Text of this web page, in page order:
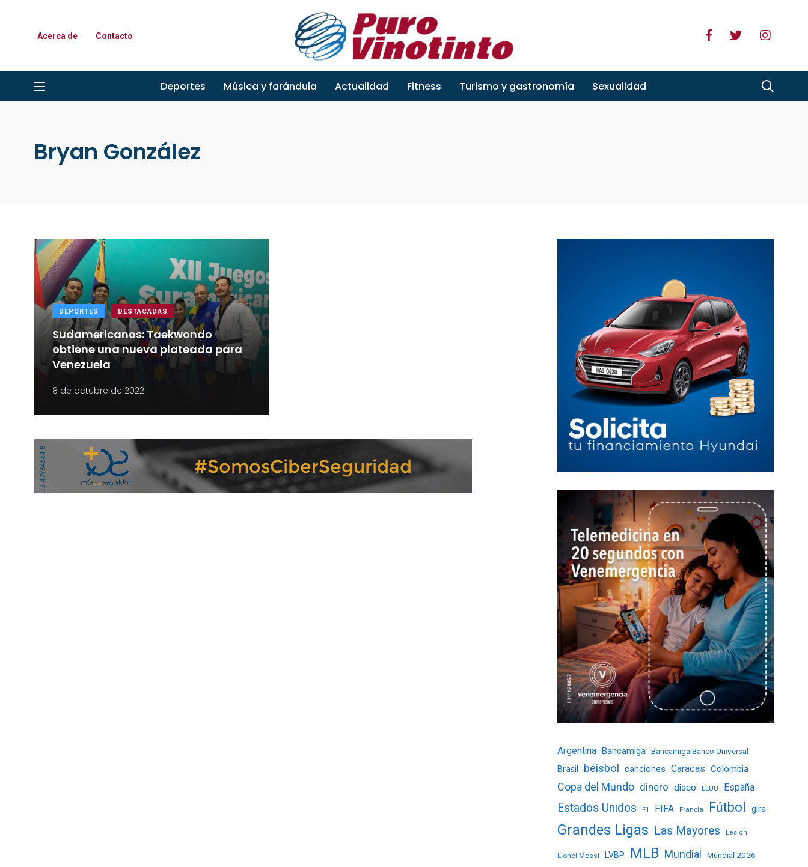
Acerca de Contacto
Deportes Música y farándula Actualidad Fitness Turismo y gastronomía Sexualidad
Bryan González
DEPORTES DESTACADAS
Sudamericanos: Taekwondo
obtiene una nueva plateada para
Venezuela
8 de octubre de 2022
Argentina Bancamiga Bancamiga Banco Universal
Brasil
béisbol canciones Caracas Colombia
Copa del Mundo dinero disco EEUU España
Estados Unidos F1 FIFA Francia Fútbol gira
Grandes Ligas Las Mayores Lesión
Lionel Messi LVBP MLB Mundial Mundial 2026